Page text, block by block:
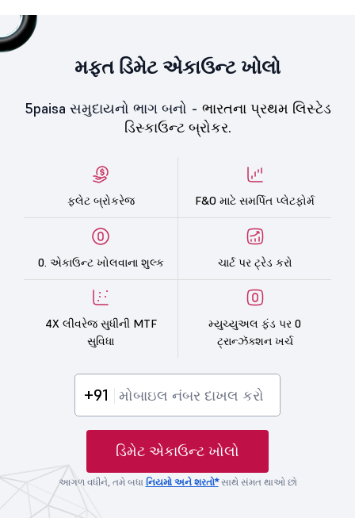
મફત ડિમેટ એકાઉન્ટ ખોલો
5paisa સમુદાયનો ભાગ બનો - ભારતના પ્રથમ લિસ્ટેડ
ડિસ્કાઉન્ટ બ્રોકર.
ફ્લેટ બ્રોકરેજ F&O માટે સમર્પિત પ્લેટફોર્મ
0. એકાઉન્ટ ખોલવાના શુલ્ક ચાર્ટ પર ટ્રેડ કરો
4X લીવરેજ સુધીની MTF
સુવિધા
મ્યુચ્યુઅલ ફંડ પર 0
ટ્રાન્ઝૅક્શન ખર્ચ
+91
ડિમેટ એકાઉન્ટ ખોલો
આગળ વધીને, તમે બધા નિયમો અને શરતો*સાથે સંમત થાઓ છો